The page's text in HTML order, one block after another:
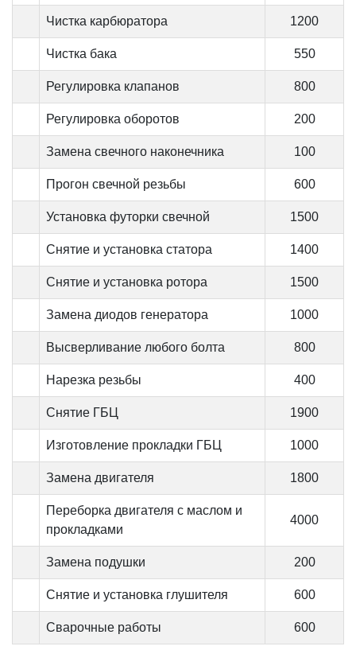
Чистка карбюратора 1200
Чистка бака 550
Регулировка клапанов 800
Регулировка оборотов 200
Замена свечного наконечника 100
Прогон свечной резьбы 600
Установка футорки свечной 1500
Снятие и установка статора 1400
Снятие и установка ротора 1500
Замена диодов генератора 1000
Высверливание любого болта 800
Нарезка резьбы 400
Снятие ГБЦ 1900
Изготовление прокладки ГБЦ 1000
Замена двигателя 1800
Переборка двигателя с маслом и
прокладками
4000
Замена подушки 200
Снятие и установка глушителя 600
Сварочные работы 600